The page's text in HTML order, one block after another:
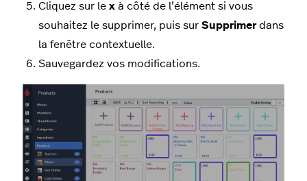
Cliquez sur le x à côté de l’élément si vous
souhaitez le supprimer, puis sur Supprimerdans
la fenêtre contextuelle.
Sauvegardez vos modifications.